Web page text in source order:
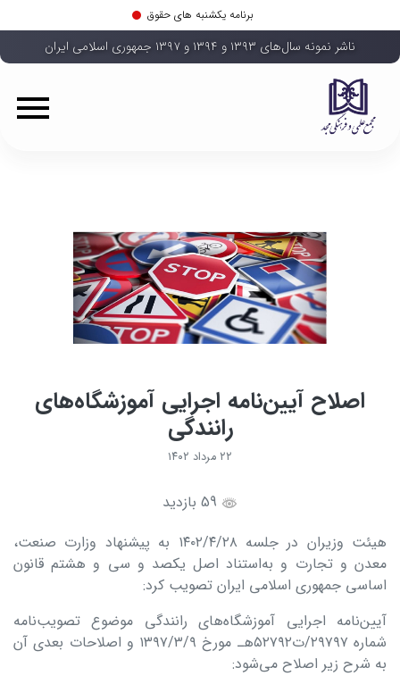
برنامه یکشنبه های حقوق
ناشر نمونه سال‌های ۱۳۹۳ و ۱۳۹۴ و ۱۳۹۷ جمهوری اسلامی ایران
اصلاح آیین‌نامه اجرایی آموزشگاه‌های
رانندگی
۲۲ مرداد ۱۴۰۲
هیئت وزیران در جلسه ۱۴۰۲/۴/۲۸ به پیشنهاد وزارت صنعت،
معدن و تجارت و به‌استناد اصل یکصد و سی و هشتم قانون
اساسی جمهوری اسلامی ایران تصویب کرد:
آیین‌نامه اجرایی آموزشگاه‌های رانندگی موضوع تصویب‌نامه
شماره ۲۹۷۹۷/ت۵۲۷۹۲هـ مورخ ۱۳۹۷/۳/۹ و اصلاحات بعدی آن
به شرح زیر اصلاح می‌شود: